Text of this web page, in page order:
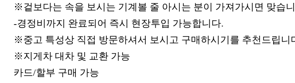
※겉보다는 속을 보시는 기계볼 줄 아시는 분이 가져가시면 맞습
-경정비까지 완료되어 즉시 현장투입 가능합니다.
※중고 특성상 직접 방문하셔서 보시고 구매하시기를 추천드립니
※지게차 대차 및 교환 가능
카드/할부 구매 가능